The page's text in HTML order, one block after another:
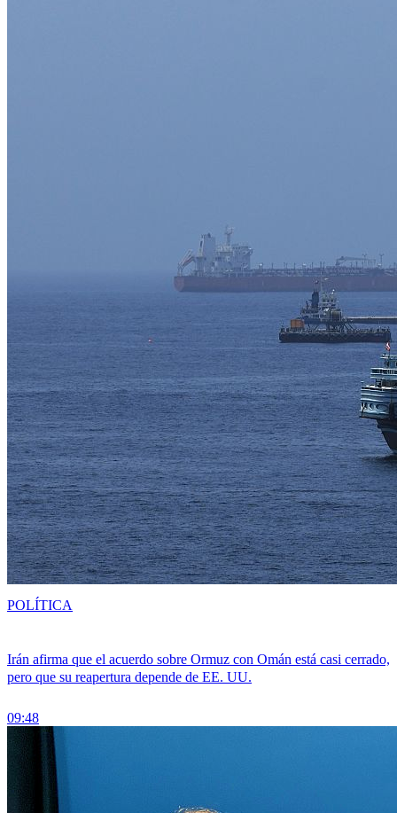
Irán afirma que el acuerdo sobre Ormuz con Omán está casi cerrado,
pero que su reapertura depende de EE. UU.
09:48
POLÍTICA